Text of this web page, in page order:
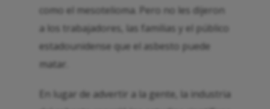
como el mesotelioma. Pero no les dijeron
a los trabajadores, las familias y el público
estadounidense que el asbesto puede
matar.
En lugar de advertir a la gente, la industria